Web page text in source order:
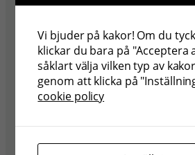
32
Är hästnäringens
Vi bjuder på kakor! Om du
klickar du bara på "Acceptera
såklart välja vilken typ av
genom att klicka på
cookie policy